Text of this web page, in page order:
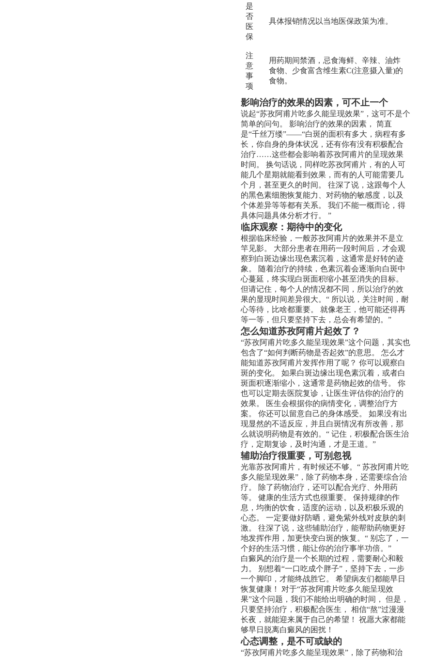
是
否
医
保
具体报销情况以当地医保政策为准。
注
意
事
项
用药期间禁酒，忌食海鲜、辛辣、油炸
食物、少食富含维生素C(注意摄入量)的
食物。
影响治疗的效果的因素，可不止一个
说起“苏孜阿甫片吃多久能呈现效果”，这可不是个
简单的问句。 影响治疗的效果的因素， 简直
是“千丝万缕”——“白斑的面积有多大，病程有多
长，你自身的身体状况，还有你有没有积极配合
治疗……这些都会影响着苏孜阿甫片的呈现效果
时间。 换句话说，同样吃苏孜阿甫片，有的人可
能几个星期就能看到效果，而有的人可能需要几
个月，甚至更久的时间。 往深了说，这跟每个人
的黑色素细胞恢复能力、对药物的敏感度，以及
个体差异等等都有关系。 我们不能一概而论，得
具体问题具体分析才行。 ”
临床观察：期待中的变化
根据临床经验，一般苏孜阿甫片的效果并不是立
竿见影。 大部分患者在用药一段时间后，才会观
察到白斑边缘出现色素沉着，这通常是好转的迹
象。 随着治疗的持续，色素沉着会逐渐向白斑中
心蔓延，终实现白斑面积缩小甚至消失的目标。
但请记住，每个人的情况都不同，所以治疗的效
果的显现时间差异很大。“ 所以说，关注时间，耐
心等待，比啥都重要。 就像老王，他可能还得再
等一等，但只要坚持下去，总会有希望的。”
怎么知道苏孜阿甫片起效了？
“苏孜阿甫片吃多久能呈现效果”这个问题，其实也
包含了“如何判断药物是否起效”的意思。 怎么才
能知道苏孜阿甫片发挥作用了呢？ 你可以观察白
斑的变化。 如果白斑边缘出现色素沉着，或者白
斑面积逐渐缩小，这通常是药物起效的信号。 你
也可以定期去医院复诊，让医生评估你的治疗的
效果。 医生会根据你的病情变化，调整治疗方
案。 你还可以留意自己的身体感受。 如果没有出
现显然的不适反应，并且白斑情况有所改善，那
么就说明药物是有效的。“ 记住，积极配合医生治
疗，定期复诊，及时沟通，才是王道。”
辅助治疗很重要，可别忽视
光靠苏孜阿甫片，有时候还不够。“ 苏孜阿甫片吃
多久能呈现效果”，除了药物本身，还需要综合治
疗。 除了药物治疗，还可以配合光疗、外用药
等。 健康的生活方式也很重要。 保持规律的作
息，均衡的饮食，适度的运动，以及积极乐观的
心态。 一定要做好防晒，避免紫外线对皮肤的刺
激。 往深了说，这些辅助治疗，能帮助药物更好
地发挥作用，加更快变白斑的恢复。“ 别忘了，一
个好的生活习惯，能让你的治疗事半功倍。”
白癜风的治疗是一个长期的过程，需要耐心和毅
力。 别想着“一口吃成个胖子”，坚持下去，一步
一个脚印，才能终战胜它。 希望病友们都能早日
恢复健康！ 对于“苏孜阿甫片吃多久能呈现效
果”这个问题，我们不能给出明确的时间， 但是，
只要坚持治疗，积极配合医生， 相信“熬”过漫漫
长夜，就能迎来属于自己的希望！ 祝愿大家都能
够早日脱离白癜风的困扰！
心态调整，是不可或缺的
“苏孜阿甫片吃多久能呈现效果”，除了药物和治